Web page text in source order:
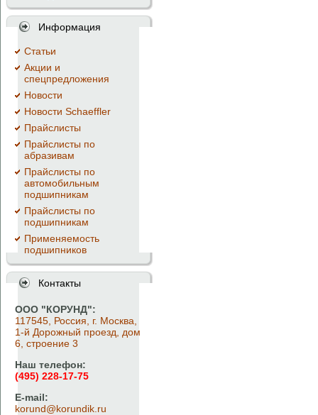
Информация
Cтатьи
Акции и
спецпредложения
Новости
Новости Schaeffler
Прайслисты
Прайслисты по
абразивам
Прайслисты по
автомобильным
подшипникам
Прайслисты по
подшипникам
Применяемость
подшипников
Контакты
ООО "КОРУНД":
117545, Россия, г. Москва,
1-й Дорожный проезд, дом
6, строение 3
Наш телефон:
(495) 228-17-75
E-mail:
korund@korundik.ru